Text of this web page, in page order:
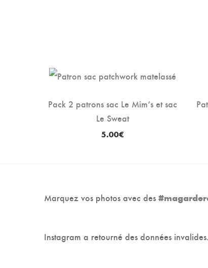
Pack 2 patrons sac Le Mim’s et sac
Le Sweat
5.00€
Marquez vos photos avec des
Instagram a retourné des données invalides.